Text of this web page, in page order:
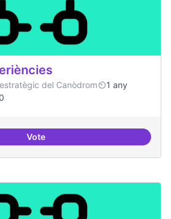
del Canòdrom
1 any
VoteMapeig d'experiències